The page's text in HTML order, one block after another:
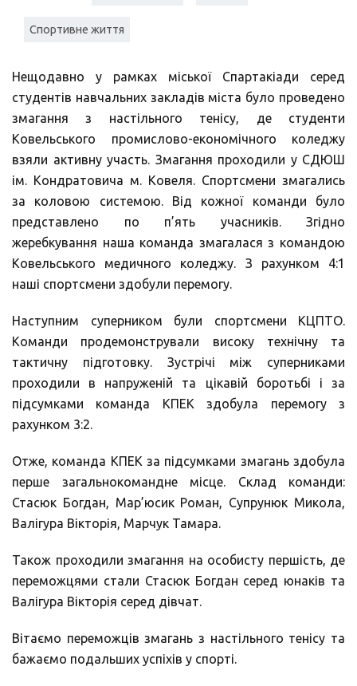
Спортивне життя
Нещодавно у рамках міської Спартакіади серед
студентів навчальних закладів міста було проведено
змагання з настільного тенісу, де студенти
Ковельського промислово-економічного коледжу
взяли активну участь. Змагання проходили у СДЮШ
ім. Кондратовича м. Ковеля. Спортсмени змагались
за коловою системою. Від кожної команди було
представлено по п’ять учасників. Згідно
жеребкування наша команда змагалася з командою
Ковельського медичного коледжу. З рахунком 4:1
наші спортсмени здобули перемогу.
Наступним суперником були спортсмени КЦПТО.
Команди продемонстрували високу технічну та
тактичну підготовку. Зустрічі між суперниками
проходили в напруженій та цікавій боротьбі і за
підсумками команда КПЕК здобула перемогу з
рахунком 3:2.
Отже, команда КПЕК за підсумками змагань здобула
перше загальнокомандне місце. Склад команди:
Стасюк Богдан, Мар’юсик Роман, Супрунюк Микола,
Валігура Вікторія, Марчук Тамара.
Також проходили змагання на особисту першість, де
переможцями стали Стасюк Богдан серед юнаків та
Валігура Вікторія серед дівчат.
Вітаємо переможців змагань з настільного тенісу та
бажаємо подальших успіхів у спорті.